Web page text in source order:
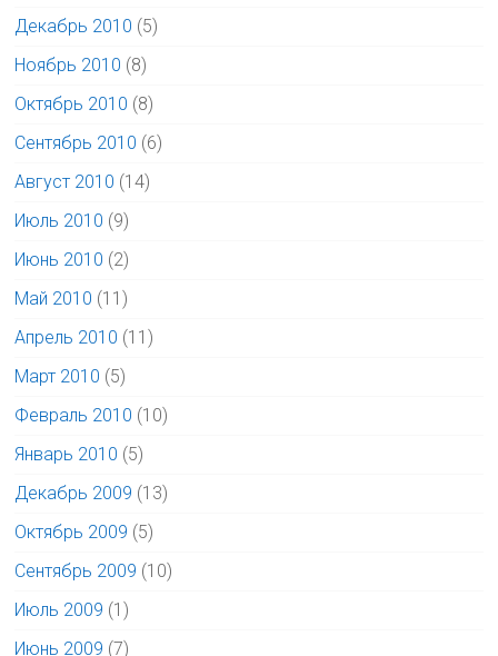
Декабрь 2010 (5)
Ноябрь 2010 (8)
Октябрь 2010 (8)
Сентябрь 2010 (6)
Август 2010 (14)
Июль 2010 (9)
Июнь 2010 (2)
Май 2010 (11)
Апрель 2010 (11)
Март 2010 (5)
Февраль 2010 (10)
Январь 2010 (5)
Декабрь 2009 (13)
Октябрь 2009 (5)
Сентябрь 2009 (10)
Июль 2009 (1)
Июнь 2009 (7)